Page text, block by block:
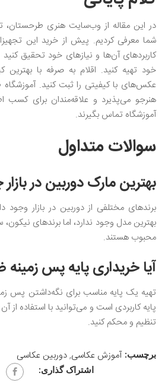
در این مقاله از وب‌سایت‌ هنری طرحستان،
شما معرفی کردیم. پیش از خرید این
کاربردهای آن‌ها و نیازهای خود تحقیق کنید
خود تهیه کنید. اقلام به صرفه با بهترین
عکس‌های با کیفیتی را ثبت کنید.
هنرجو می‌پذیرد و علاقه‌مندان برای کسب
آموزشگاه تماس بگیرند.
سوالات متداول
بهترین مارک دوربین در
برندهای مختلفی از دوربین در بازار وجود
بهترین مدل وجود ندارد، اما برندهای
محبوب هستند.
آیا خریداری پایه پس
تهیه یک پایه مناسب برای نگه‌داشتن پس
پایه کاربردی است و می‌توانید با استفاده از
تنظیم و محکم کنید‌.
برچسب: آموزش عکاسی,دوربین عکاسی
اشتراک گذاری: